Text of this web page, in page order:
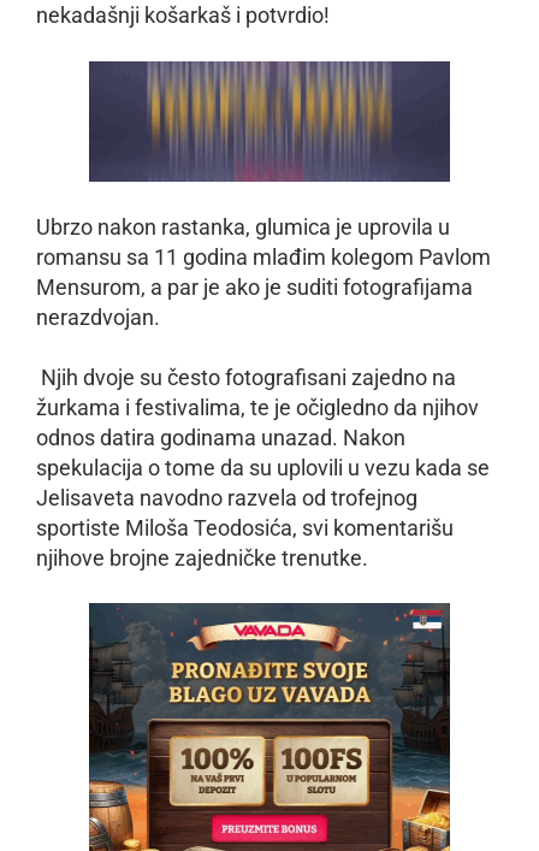
nekadašnji košarkaš i potvrdio!
Ubrzo nakon rastanka, glumica je uprovila u
romansu sa 11 godina mlađim kolegom Pavlom
Mensurom, a par je ako je suditi fotografijama
nerazdvojan.
Njih dvoje su često fotografisani zajedno na
žurkama i festivalima, te je očigledno da njihov
odnos datira godinama unazad. Nakon
spekulacija o tome da su uplovili u vezu kada se
Jelisaveta navodno razvela od trofejnog
sportiste Miloša Teodosića, svi komentarišu
njihove brojne zajedničke trenutke.